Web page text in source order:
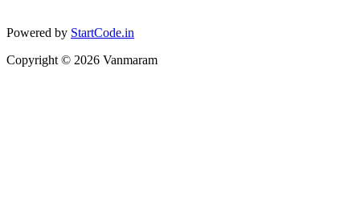
Powered by StartCode.in
Copyright © 2026 Vanmaram